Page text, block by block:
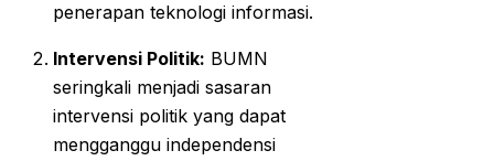
penerapan teknologi informasi.
Intervensi Politik: BUMN
seringkali menjadi sasaran
intervensi politik yang dapat
mengganggu independensi